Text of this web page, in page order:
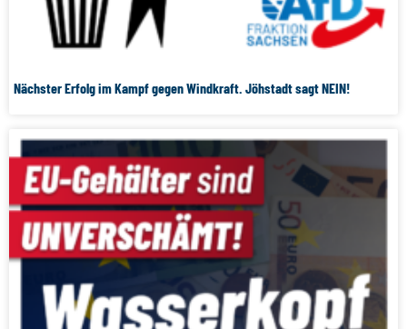
Nächster Erfolg im Kampf gegen Windkraft. Jöhstadt sagt NEIN!